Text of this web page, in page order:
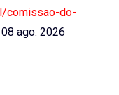
comissao-do-
ago. 2026